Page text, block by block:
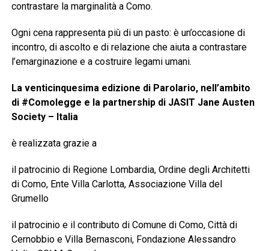
contrastare la marginalità a Como.
Ogni cena rappresenta più di un pasto: è un’occasione di
incontro, di ascolto e di relazione che aiuta a contrastare
l’emarginazione e a costruire legami umani.
La venticinquesima edizione di Parolario, nell’ambito
di #Comolegge e la partnership di JASIT Jane Austen
Society – Italia
è realizzata grazie a
il patrocinio di Regione Lombardia, Ordine degli Architetti
di Como, Ente Villa Carlotta, Associazione Villa del
Grumello
il patrocinio e il contributo di Comune di Como, Città di
Cernobbio e Villa Bernasconi, Fondazione Alessandro